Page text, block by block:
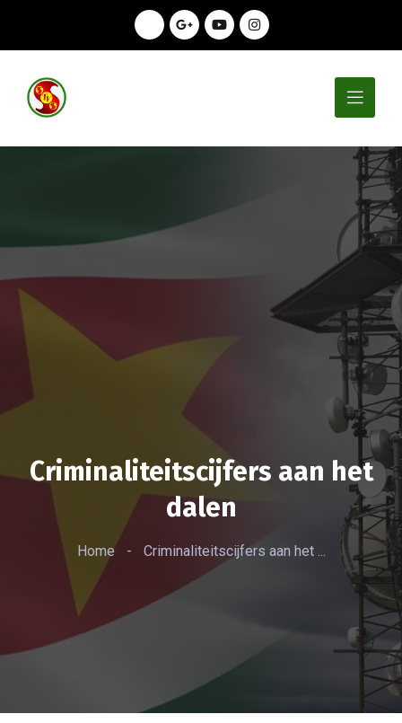
Criminaliteitscijfers aan het
dalen
Home - Criminaliteitscijfers aan het ...